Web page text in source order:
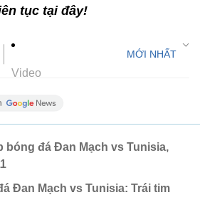
tục tại đây!
Video
bóng đá Đan Mạch vs Tunisia,
Đan Mạch vs Tunisia: Trái tim